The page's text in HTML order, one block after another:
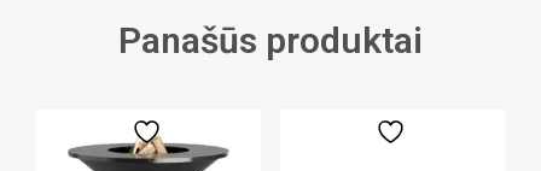
Panašūs produktai